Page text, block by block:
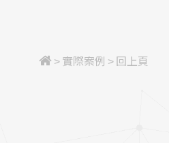
> 實際案例 > 回上頁